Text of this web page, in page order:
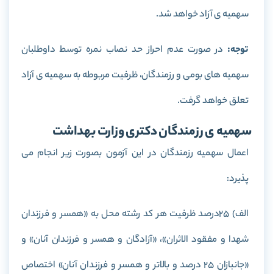
سهمیه ی آزاد خواهد شد.
توجه: در صورت عدم احراز حد نصاب نمره توسط داوطلبان
سهمیه های بومی و رزمندگان، ظرفیت مربوطه به سهمیه ی آزاد
تعلق خواهد گرفت.
سهمیه ی رزمندگان دکتری وزارت بهداشت
اعمال سهمیه رزمندگان در این آزمون بصورت زیر انجام می
پذیرد:
الف) 25درصد ظرفیت هر کد رشته محل به «همسر و فرزندان
شهدا و مفقود الاثران»، «آزادگان و همسر و فرزندان آنان» و
«جانبازان 25 درصد و بالاتر و همسر و فرزندان آنان» اختصاص